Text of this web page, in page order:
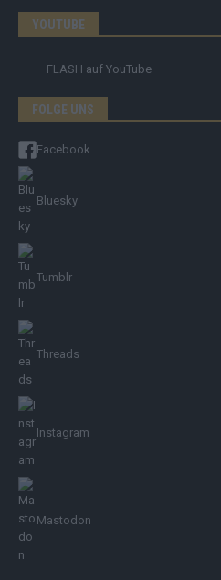
YOUTUBE
FLASH auf YouTube
FOLGE UNS
Facebook
Bluesky
Tumblr
Threads
Instagram
Mastodon